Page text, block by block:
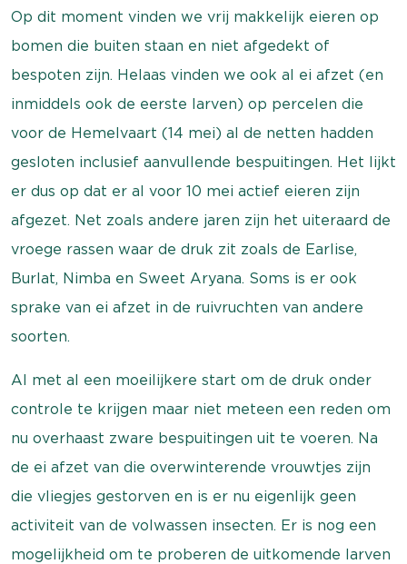
Op dit moment vinden we vrij makkelijk eieren op
bomen die buiten staan en niet afgedekt of
bespoten zijn. Helaas vinden we ook al ei afzet (en
inmiddels ook de eerste larven) op percelen die
voor de Hemelvaart (14 mei) al de netten hadden
gesloten inclusief aanvullende bespuitingen. Het lijkt
er dus op dat er al voor 10 mei actief eieren zijn
afgezet. Net zoals andere jaren zijn het uiteraard de
vroege rassen waar de druk zit zoals de Earlise,
Burlat, Nimba en Sweet Aryana. Soms is er ook
sprake van ei afzet in de ruivruchten van andere
soorten.
Al met al een moeilijkere start om de druk onder
controle te krijgen maar niet meteen een reden om
nu overhaast zware bespuitingen uit te voeren. Na
de ei afzet van die overwinterende vrouwtjes zijn
die vliegjes gestorven en is er nu eigenlijk geen
activiteit van de volwassen insecten. Er is nog een
mogelijkheid om te proberen de uitkomende larven